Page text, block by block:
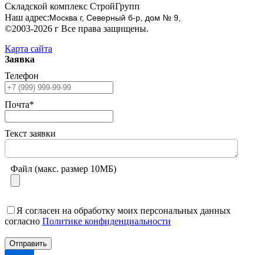
Складской комплекс СтройГрупп
Наш адрес:Москва г, Северный б-р, дом № 9,
©2003-2026 г Все права защищены.
Карта сайта
Заявка
Телефон
Почта*
Текст заявки
Файл (макс. размер 10МБ)
Я согласен на обработку моих персональных данных
согласно Политике конфиденциальности